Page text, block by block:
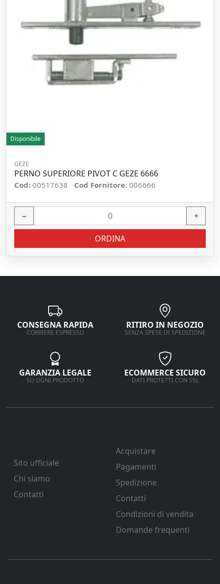
Disponibile
GEZE
PERNO SUPERIORE PIVOT C GEZE 6666
Cod: 00517638 Cod Fornitore: 006666
− +
ORDINA
CONSEGNA RAPIDA
CORRIERE ESPRESSO
RITIRO IN NEGOZIO
SENZA SPESE DI SPEDIZIONE
GARANZIA LEGALE
SU OGNI PRODOTTO
ECOMMERCE SICURO
DATI PROTETTI CON SSL
Sito ufficiale
Chi siamo
Contatti
Acquistare
Pagamenti
Spedizione
Contatti
Condizioni di vendita
Domande frequenti